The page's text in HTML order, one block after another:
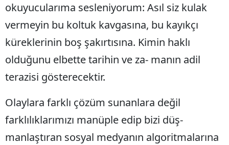
okuyucularıma sesleniyorum: Asıl siz kulak
vermeyin bu koltuk kavgasına, bu kayıkçı
küreklerinin boş şakırtısına. Kimin haklı
olduğunu elbette tarihin ve za- manın adil
terazisi gösterecektir.
Olaylara farklı çözüm sunanlara değil
farklılıklarımızı manüple edip bizi düş-
manlaştıran sosyal medyanın algoritmalarına